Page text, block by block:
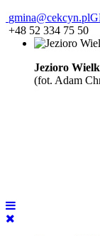
gmina@cekcyn.pl
+48 52 334 75 50
Jezioro
(fot. Adam